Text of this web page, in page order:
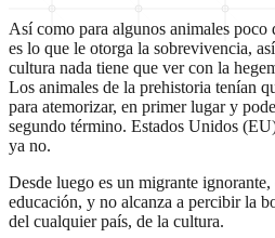
Así como para algunos animales poco
es lo que le otorga la sobrevivencia,
cultura nada tiene que ver con la
Los animales de la prehistoria tenían
para atemorizar, en primer lugar y
segundo término. Estados Unidos
ya no.
Desde luego es un migrante
educación, y no alcanza a percibir la
del cualquier país, de la cultura.